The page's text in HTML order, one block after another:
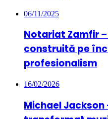
06/11/2025
Notariat Zamfir
construită pe
profesionalism
16/02/2026
Michael Jackson